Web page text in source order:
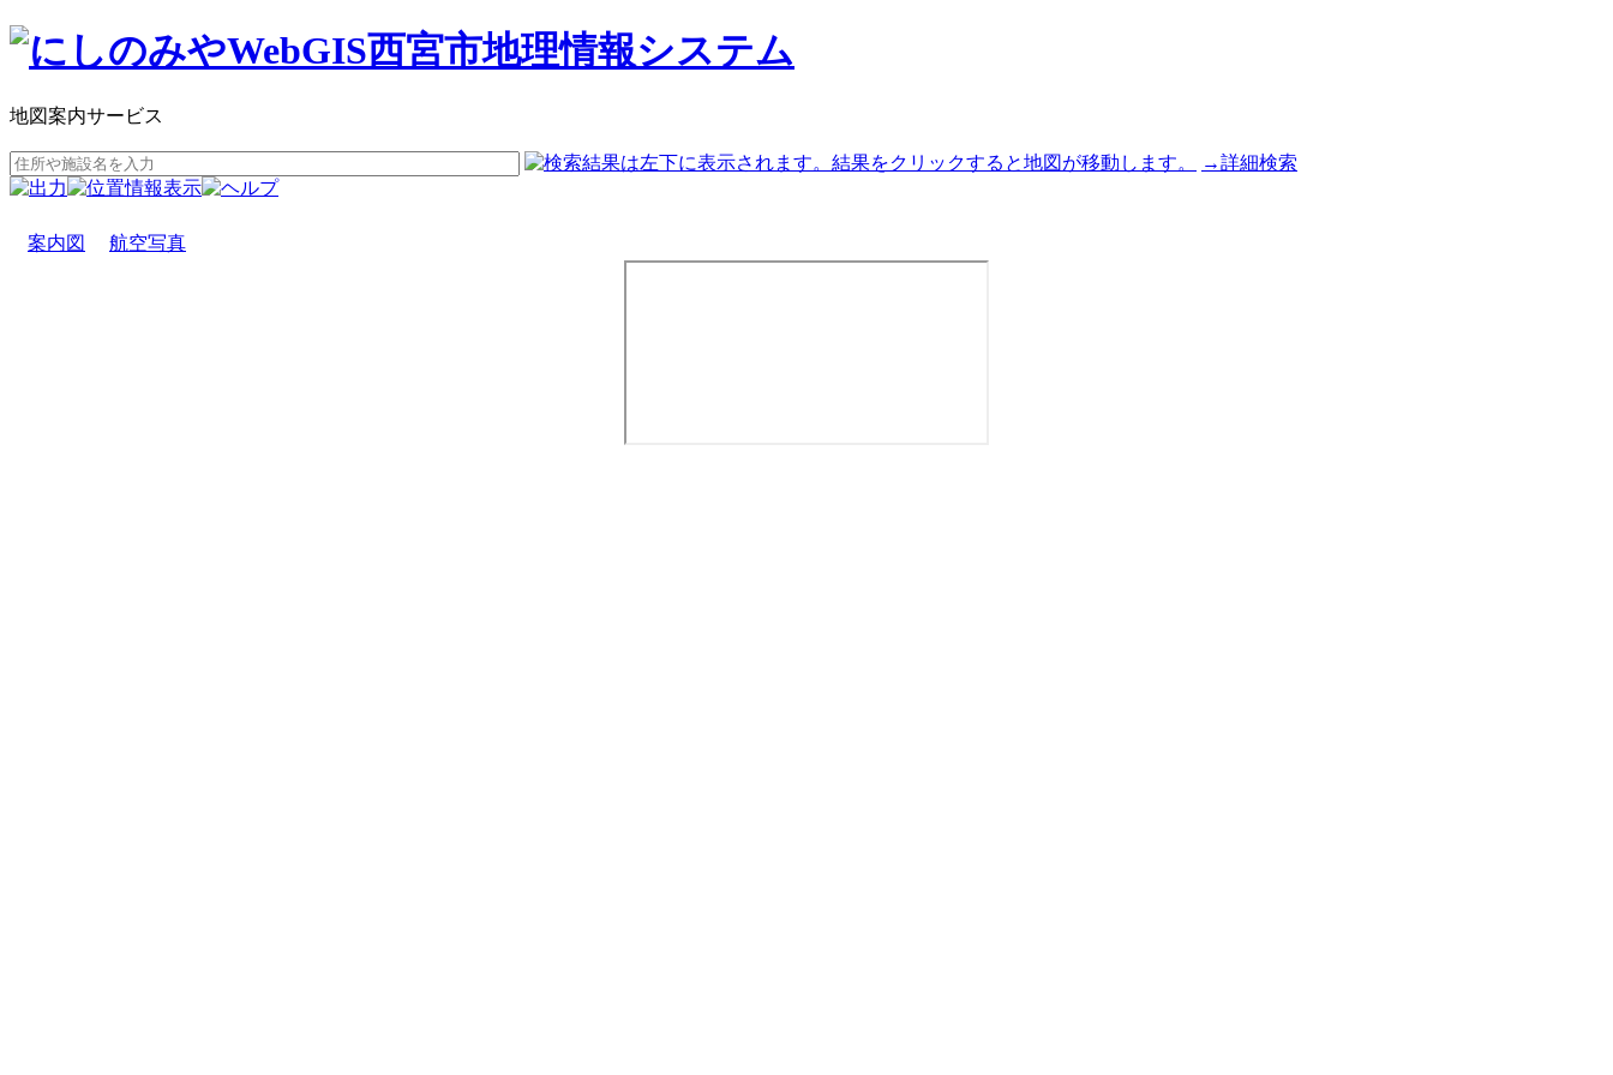
地図案内サービス
→詳細検索
案内図 航空写真